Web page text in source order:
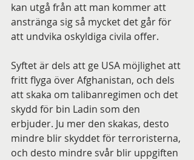
kan utgå från att man kommer att
anstränga sig så mycket det går för
att undvika oskyldiga civila offer.
Syftet är dels att ge USA möjlighet att
fritt flyga över Afghanistan, och dels
att skaka om talibanregimen och det
skydd för bin Ladin som den
erbjuder. Ju mer den skakas, desto
mindre blir skyddet för terroristerna,
och desto mindre svår blir uppgiften